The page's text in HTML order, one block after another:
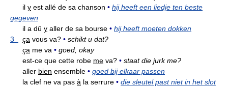
il y est allé de sa chanson • hij heeft een liedje ten beste
gegeven
il a dû y aller de sa bourse • hij heeft moeten dokken
3
ça vous va? • schikt u dat?
ça me va • goed, okay
est-ce que cette robe me va? • staat die jurk me?
aller bien ensemble • goed bij elkaar passen
la clef ne va pas à la serrure • die sleutel past niet in het slot